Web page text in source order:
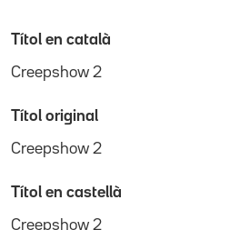
Títol en català
Creepshow 2
Títol original
Creepshow 2
Títol en castellà
Creepshow 2